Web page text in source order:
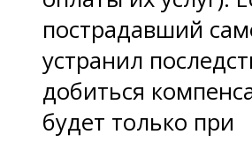
пострадавший
устранил
добиться
будет только при